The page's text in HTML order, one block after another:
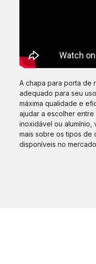
A chapa para porta de
adequado para seu
máxima qualidade e
ajudar a escolher
inoxidável ou alumínio,
mais sobre os tipos de
disponíveis no